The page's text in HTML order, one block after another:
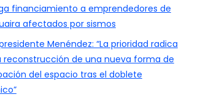
financiamiento a emprendedores de
afectados por sismos
Menéndez: “La prioridad radica
reconstrucción de una nueva forma de
del espacio tras el doblete